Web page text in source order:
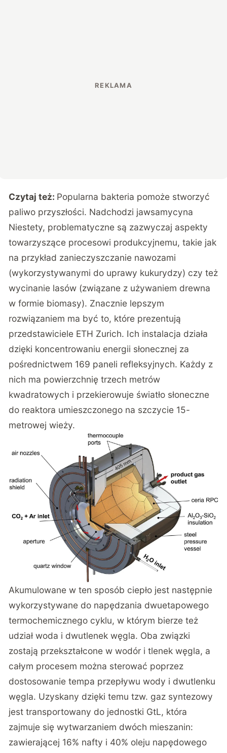
Czytaj też: Popularna bakteria pomoże stworzyć
paliwo przyszłości. Nadchodzi jawsamycyna
Niestety, problematyczne są zazwyczaj aspekty
towarzyszące procesowi produkcyjnemu, takie jak
na przykład zanieczyszczanie nawozami
(wykorzystywanymi do uprawy kukurydzy) czy też
wycinanie lasów (związane z używaniem drewna
w formie biomasy). Znacznie lepszym
rozwiązaniem ma być to, które prezentują
przedstawiciele ETH Zurich. Ich instalacja działa
dzięki koncentrowaniu energii słonecznej za
pośrednictwem 169 paneli refleksyjnych. Każdy z
nich ma powierzchnię trzech metrów
kwadratowych i przekierowuje światło słoneczne
do reaktora umieszczonego na szczycie 15-
metrowej wieży.
Akumulowane w ten sposób ciepło jest następnie
wykorzystywane do napędzania dwuetapowego
termochemicznego cyklu, w którym bierze też
udział woda i dwutlenek węgla. Oba związki
zostają przekształcone w wodór i tlenek węgla, a
całym procesem można sterować poprzez
dostosowanie tempa przepływu wody i dwutlenku
węgla. Uzyskany dzięki temu tzw. gaz syntezowy
jest transportowany do jednostki GtL, która
zajmuje się wytwarzaniem dwóch mieszanin:
zawierającej 16% nafty i 40% oleju napędowego